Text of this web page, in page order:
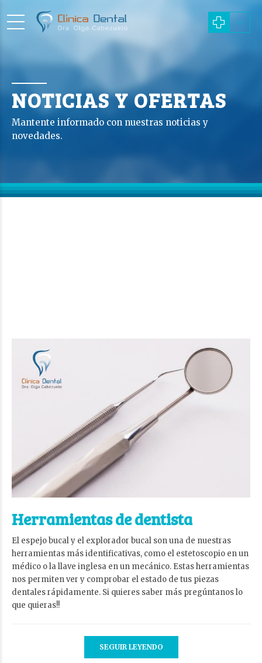
NOTICIAS Y OFERTAS
Mantente informado con nuestras noticias y
novedades.
Herramientas de dentista
El espejo bucal y el explorador bucal son una de nuestras
herramientas más identificativas, como el estetoscopio en un
médico o la llave inglesa en un mecánico. Estas herramientas
nos permiten ver y comprobar el estado de tus piezas
dentales rápidamente. Si quieres saber más pregúntanos lo
que quieras!!
SEGUIR LEYENDO